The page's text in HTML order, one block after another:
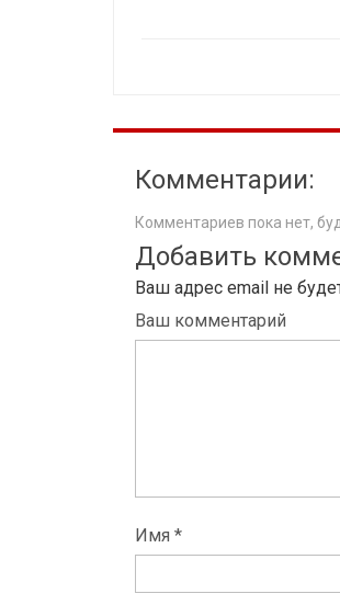
Комментарии:
Комментариев пока нет,
Добавить
Ваш адрес email не
Ваш комментарий
Имя *